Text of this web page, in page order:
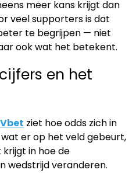
meer kans krijgt dan
veel supporters is dat
te begrijpen — niet
ook wat het betekent.
en het
Vbet ziet hoe odds zich in
er op het veld gebeurt,
in hoe de
wedstrijd veranderen.